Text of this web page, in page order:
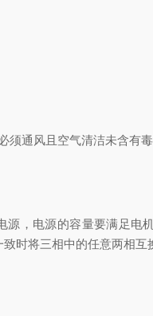
须通风且空气清洁未含有
源，电源的容量要满足电
时将三相中的任意两相